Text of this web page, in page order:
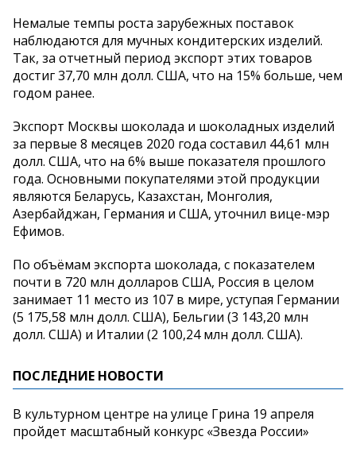
Немалые темпы роста зарубежных поставок
наблюдаются для мучных кондитерских изделий.
Так, за отчетный период экспорт этих товаров
достиг 37,70 млн долл. США, что на 15% больше, чем
годом ранее.
Экспорт Москвы шоколада и шоколадных изделий
за первые 8 месяцев 2020 года составил 44,61 млн
долл. США, что на 6% выше показателя прошлого
года. Основными покупателями этой продукции
являются Беларусь, Казахстан, Монголия,
Азербайджан, Германия и США, уточнил вице-мэр
Ефимов.
По объёмам экспорта шоколада, с показателем
почти в 720 млн долларов США, Россия в целом
занимает 11 место из 107 в мире, уступая Германии
(5 175,58 млн долл. США), Бельгии (3 143,20 млн
долл. США) и Италии (2 100,24 млн долл. США).
ПОСЛЕДНИЕ НОВОСТИ
В культурном центре на улице Грина 19 апреля
пройдет масштабный конкурс «Звезда России»